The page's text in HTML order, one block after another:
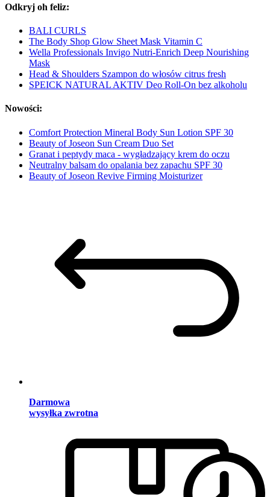
Odkryj oh feliz:
BALI CURLS
The Body Shop Glow Sheet Mask Vitamin C
Wella Professionals Invigo Nutri-Enrich Deep Nourishing
Mask
Head & Shoulders Szampon do włosów citrus fresh
SPEICK NATURAL AKTIV Deo Roll-On bez alkoholu
Nowości:
Comfort Protection Mineral Body Sun Lotion SPF 30
Beauty of Joseon Sun Cream Duo Set
Granat i peptydy maca - wygładzający krem do oczu
Neutralny balsam do opalania bez zapachu SPF 30
Beauty of Joseon Revive Firming Moisturizer
Darmowa
wysyłka zwrotna